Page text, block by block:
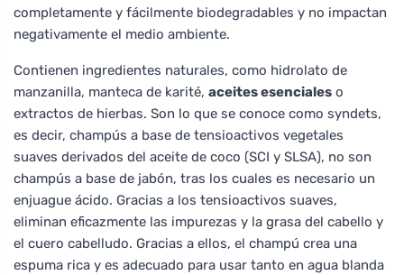
completamente y fácilmente biodegradables y no impactan
negativamente el medio ambiente.
Contienen ingredientes naturales, como hidrolato de
manzanilla, manteca de karité, aceites esenciales o
extractos de hierbas. Son lo que se conoce como syndets,
es decir, champús a base de tensioactivos vegetales
suaves derivados del aceite de coco (SCI y SLSA), no son
champús a base de jabón, tras los cuales es necesario un
enjuague ácido. Gracias a los tensioactivos suaves,
eliminan eficazmente las impurezas y la grasa del cabello y
el cuero cabelludo. Gracias a ellos, el champú crea una
espuma rica y es adecuado para usar tanto en agua blanda